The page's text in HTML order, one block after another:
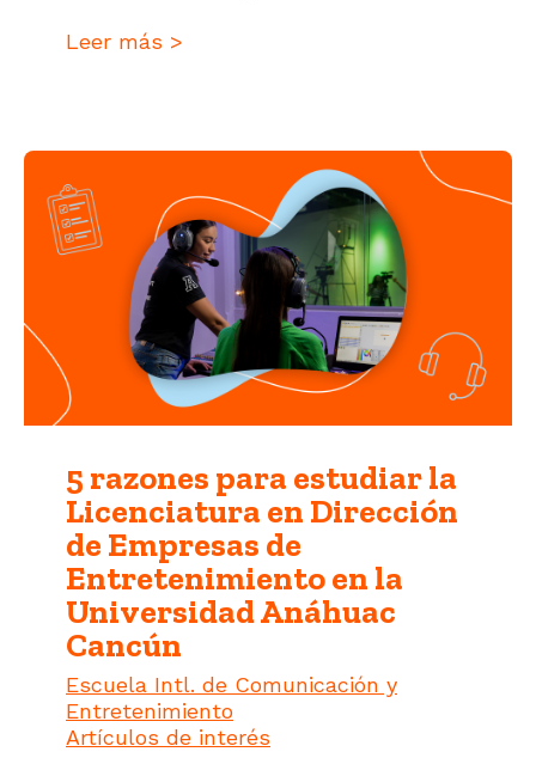
Leer más >
5 razones para estudiar la
Licenciatura en Dirección
de Empresas de
Entretenimiento en la
Universidad Anáhuac
Cancún
Escuela Intl. de Comunicación y
Entretenimiento
Artículos de interés